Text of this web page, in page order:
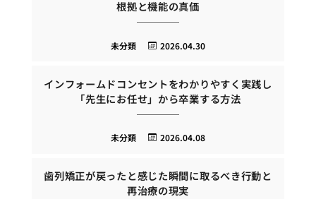
根拠と機能の真価
2026.04.30
未分類
インフォームドコンセントをわかりやすく実践し
「先生にお任せ」から卒業する方法
2026.04.08
未分類
歯列矯正が戻ったと感じた瞬間に取るべき行動と
再治療の現実